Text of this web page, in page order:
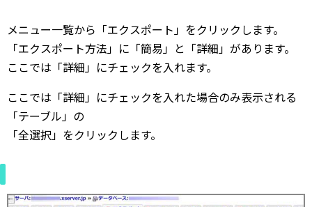
メニュー一覧から「エクスポート」をクリックします。
「エクスポート方法」に「簡易」と「詳細」があります。
ここでは「詳細」にチェックを入れます。
ここでは「詳細」にチェックを入れた場合のみ表示される
「テーブル」の
「全選択」をクリックします。